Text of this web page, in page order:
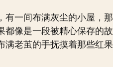
一间布满灰尘的小屋，
像是一段被精心保存的
满老茧的手抚摸着那些红